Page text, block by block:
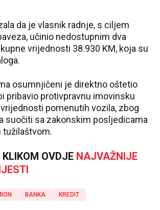
da je vlasnik radnje, s ciljem
učinio nedostupnim dva
vrijednosti 38.930 KM, koja su
osumnjičeni je direktno oštetio
pribavio protivpravnu imovinsku
pomenutih vozila, zbog
suočiti sa zakonskim posljedicama
tužilaštvom.
OVDJE NAJVAŽNIJE
BANKA KREDIT